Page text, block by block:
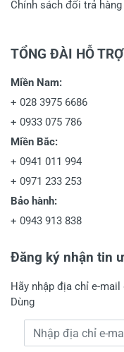
Chính sách đổi trả hàng
TỔNG ĐÀI HỖ TRỢ
Miền Nam:
+ 028 3975 6686
+ 0933 075 786
Miền Bắc:
+ 0941 011 994
+ 0971 233 253
Bảo hành:
+ 0943 913 838
Đăng ký nhận tin
Hãy nhập địa chỉ e-
Dùng
Địa chỉ e-mail